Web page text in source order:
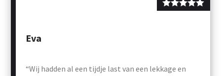
“Wij hadden al een tijdje last van een lekkage en
Eva